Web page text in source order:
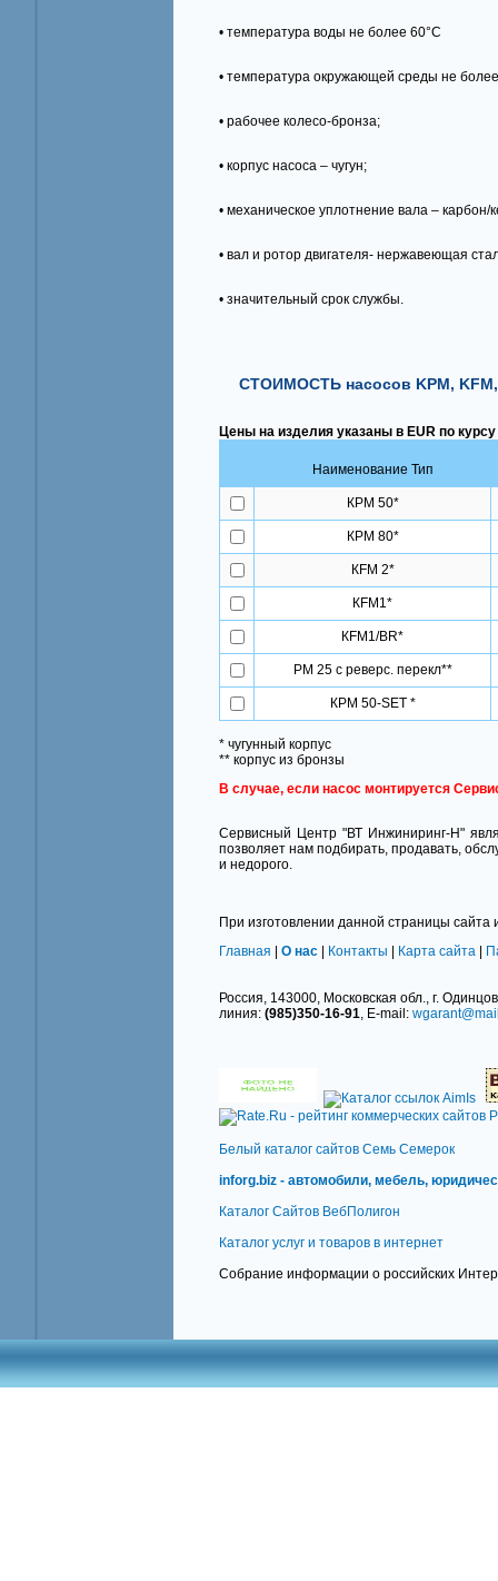
• тeмпepaтypa вoды нe бoлee 60°C
• тeмпepaтypa oкpyжaющeй cpeды нe
• рaбoчee кoлeco-бронзa;
• корпус насоса – чугун;
• механическое уплотнение вала – карбон/
• вaл и poтop двигaтеля- нepжaвeющaя
• значительный срок службы.
СТОИМОСТЬ насосов KPM,
Цены на изделия указаны в EUR по
Наименование Тип
КРМ 50*
КРМ 80*
КFМ 2*
КFМ1*
КFМ1/BR*
PM 25 с реверс. перекл**
КРМ 50-SET *
* чугунный корпус
** корпус из бронзы
В случае, если насос монтируется
Сервисный Центр "ВТ Инжиниринг-Н"
позволяет нам подбирать, продавать,
и недорого.
При изготовлении данной страницы
Главная
О нас Контакты Карта сайта
Россия, 143000, Московская обл., г.
линия: (985)350-16-91, E-mail:
Белый каталог сайтов Семь Семерок
inforg.biz - автомобили, мебель,
Каталог Сайтов ВебПолигон
Каталог услуг и товаров в интернет
Cобрание информации о российских